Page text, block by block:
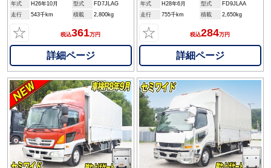
年式 H26年10月 型式
FD7JLAG
走行
543千km 積載 2,800kg
☆ 税込361万円
詳細ページ
年式 H28年6月 型式
FD9JLAA
走行
755千km 積載 2,650kg
☆ 税込284万円
詳細ページ